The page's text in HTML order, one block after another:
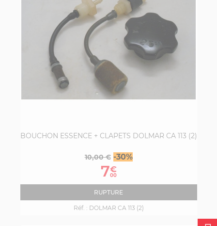
BOUCHON ESSENCE + CLAPETS DOLMAR CA 113 (2)
Prix
base
10,00 € -30%Prix
7€
00
RUPTURE
Réf. : DOLMAR CA 113 (2)